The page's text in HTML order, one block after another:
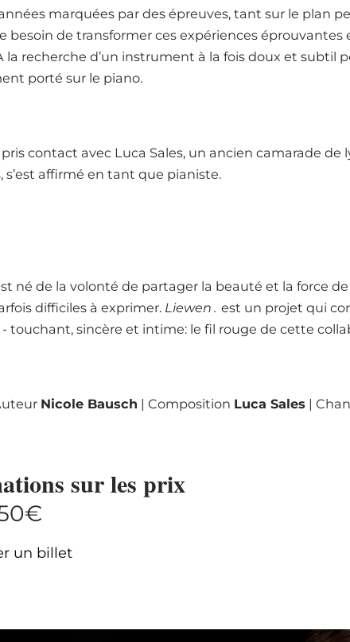
marquées par des épreuves, tant sur le plan
besoin de transformer ces expériences
la recherche d’un instrument à la fois doux et subtil
porté sur le piano.
pris contact avec Luca Sales, un ancien camarade
s’est affirmé en tant que pianiste.
né de la volonté de partager la beauté et la force
difficiles à exprimer. Liewen . est un projet qui
- touchant, sincère et intime: le fil rouge de cette
Nicole Bausch | Composition Luca Sales |
sur les prix
un billet